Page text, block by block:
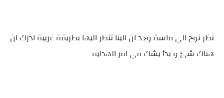
نظر نوح الي ماسة وجد ان الينا تنظر اليها بطريقة غريبة ادرك ان
هناك شئ و بدأ يشك في امر الهدايه